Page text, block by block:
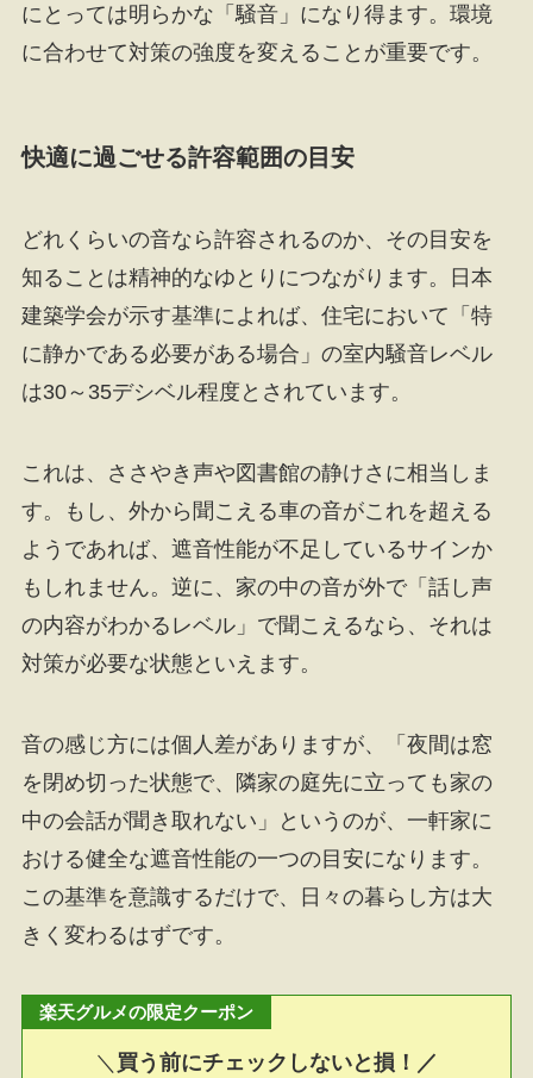
にとっては明らかな「騒音」になり得ます。環境
に合わせて対策の強度を変えることが重要です。
快適に過ごせる許容範囲の目安
どれくらいの音なら許容されるのか、その目安を
知ることは精神的なゆとりにつながります。日本
建築学会が示す基準によれば、住宅において「特
に静かである必要がある場合」の室内騒音レベル
は30～35デシベル程度とされています。
これは、ささやき声や図書館の静けさに相当しま
す。もし、外から聞こえる車の音がこれを超える
ようであれば、遮音性能が不足しているサインか
もしれません。逆に、家の中の音が外で「話し声
の内容がわかるレベル」で聞こえるなら、それは
対策が必要な状態といえます。
音の感じ方には個人差がありますが、「夜間は窓
を閉め切った状態で、隣家の庭先に立っても家の
中の会話が聞き取れない」というのが、一軒家に
おける健全な遮音性能の一つの目安になります。
この基準を意識するだけで、日々の暮らし方は大
きく変わるはずです。
楽天グルメの限定クーポン
＼ 買う前にチェックしないと損！／